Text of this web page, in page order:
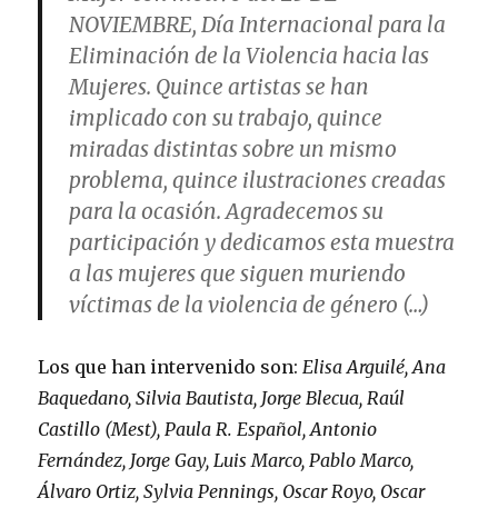
NOVIEMBRE, Día Internacional para la
Eliminación de la Violencia hacia las
Mujeres. Quince artistas se han
implicado con su trabajo, quince
miradas distintas sobre un mismo
problema, quince ilustraciones creadas
para la ocasión. Agradecemos su
participación y dedicamos esta muestra
a las mujeres que siguen muriendo
víctimas de la violencia de género (…)
Los que han intervenido son: Elisa Arguilé, Ana
Baquedano, Silvia Bautista, Jorge Blecua, Raúl
Castillo (Mest), Paula R. Español, Antonio
Fernández, Jorge Gay, Luis Marco, Pablo Marco,
Álvaro Ortiz, Sylvia Pennings, Oscar Royo, Oscar